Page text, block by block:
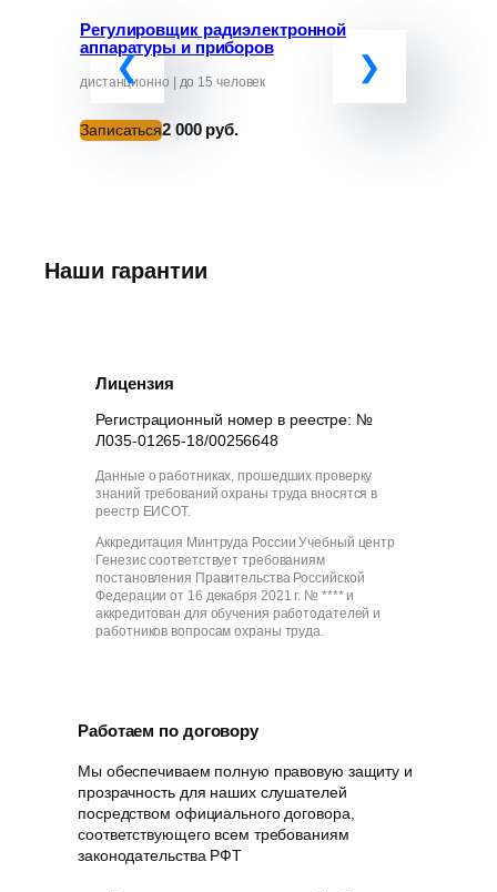
Регулировщик радиэлектронной
аппаратуры и приборов
дистанционно | до 15 человек
Записаться2 000 руб.
Наши гарантии
Лицензия
Регистрационный номер в реестре: №
Л035-01265-18/00256648
Данные о работниках, прошедших проверку
знаний требований охраны труда вносятся в
реестр ЕИСОТ.
Аккредитация Минтруда России Учебный центр
Генезис соответствует требованиям
постановления Правительства Российской
Федерации от 16 декабря 2021 г. № **** и
аккредитован для обучения работодателей и
работников вопросам охраны труда.
Работаем по договору
Мы обеспечиваем полную правовую защиту и
прозрачность для наших слушателей
посредством официального договора,
соответствующего всем требованиям
законодательства РФT